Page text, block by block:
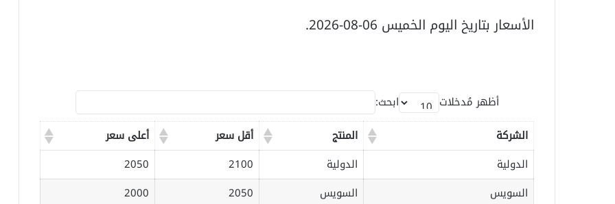
الأسعار بتاريخ اليوم الخميس 06-08-2026.
أظهر مُدخلات
ابحث:
الشركة
المنتج أقل سعر
أعلى سعر
الدولية
الدولية 2100
2050
السويس
السويس 2050
2000